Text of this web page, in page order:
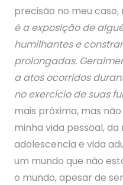
precisão no meu caso,
é a exposição de
humilhantes e
prolongadas.
a atos ocorridos
no exercício de suas
mais próxima, mas
minha vida pessoal,
adolescencia e vida
um mundo que não
o mundo, apesar de